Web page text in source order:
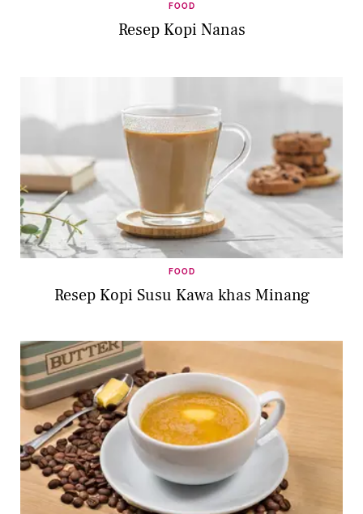
FOOD
Resep Kopi Nanas
FOOD
Resep Kopi Susu Kawa khas Minang